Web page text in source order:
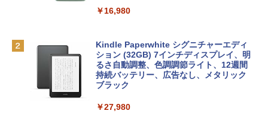
tomtoc 360°保護 15.6 16インチ パソコ
ンケース Dell NEC Lavie ASUS HP dyna
book Lenovo対応
定バーチャルアイテムを含む】 【オンラ
インゲームコード】 ロブロックス |オン
ラインコード版
￥1,600
￥1,292
非エンジニア 初心者 素人 でも安心 使い
￥16,980
Kindle Paperwhite シグニチャーエディ
ション (32GB) 7インチディスプレイ、明
るさ自動調整、色調調節ライト、12週間
持続バッテリー、広告なし、メタリック
ブラック
￥27,980